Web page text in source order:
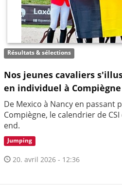
Résultats & sélections
Nos jeunes cavaliers
en individuel à Compiègne
De Mexico à Nancy en passant
Compiègne, le calendrier de
end.
Jumping
20. avril 2026 - 12:36